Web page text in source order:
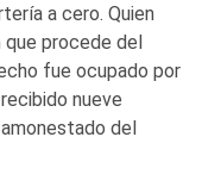
a cero. Quien
que procede del
fue ocupado por
nueve
del